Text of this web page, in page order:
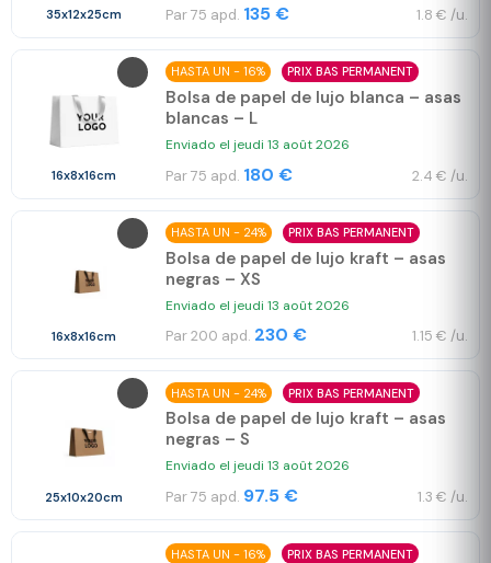
35x12x25cm Par 75 apd. 135 € 1.8 € /u.
16x8x16cm
HASTA UN - 16% PRIX BAS PERMANENT
Bolsa de papel de lujo blanca – asas
blancas – L
Enviado el jeudi 13 août 2026
Par 75 apd. 180 € 2.4 € /u.
16x8x16cm
HASTA UN - 24% PRIX BAS PERMANENT
Bolsa de papel de lujo kraft – asas
negras – XS
Enviado el jeudi 13 août 2026
Par 200 apd. 230 € 1.15 € /u.
25x10x20cm
HASTA UN - 24% PRIX BAS PERMANENT
Bolsa de papel de lujo kraft – asas
negras – S
Enviado el jeudi 13 août 2026
Par 75 apd. 97.5 € 1.3 € /u.
HASTA UN - 16% PRIX BAS PERMANENT